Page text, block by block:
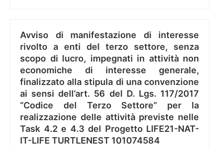
Avviso di manifestazione di interesse
rivolto a enti del terzo settore, senza
scopo di lucro, impegnati in attività non
economiche di interesse generale,
finalizzato alla stipula di una convenzione
ai sensi dell’art. 56 del D. Lgs. 117/2017
“Codice del Terzo Settore” per la
realizzazione delle attività previste nelle
Task 4.2 e 4.3 del Progetto LIFE21-NAT-
IT-LIFE TURTLENEST 101074584